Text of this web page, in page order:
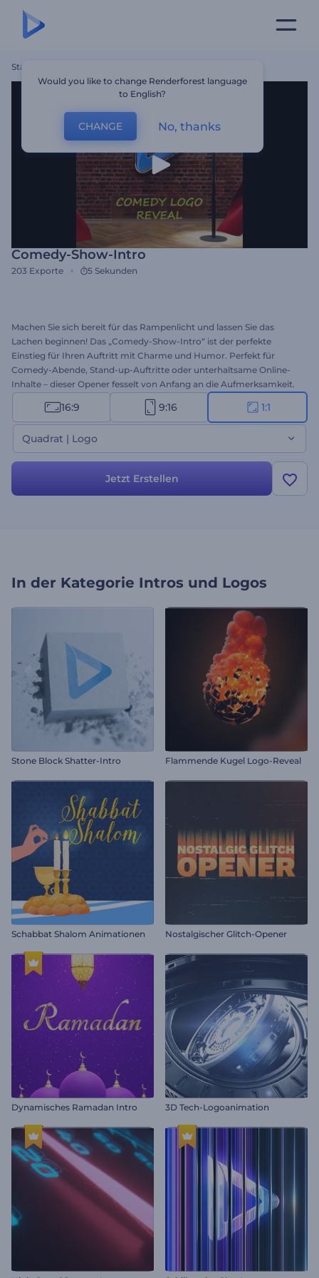
Startseite
Comedy-Show-Intro
203 Exporte 5 Sekunden
Machen Sie sich bereit für das Rampenlicht und lassen Sie das
Lachen beginnen! Das „Comedy-Show-Intro“ ist der perfekte
Einstieg für Ihren Auftritt mit Charme und Humor. Perfekt für
Comedy-Abende, Stand-up-Auftritte oder unterhaltsame Online-
Inhalte – dieser Opener fesselt von Anfang an die Aufmerksamkeit.
Personalisieren Sie ihn mit Namen, Datum, Logo und
Veranstaltungsort Ihrer Show und fügen Sie anschließend
energiegeladene Hintergrundmusik hinzu. Ob Live-Show oder
Online-Clip – dieses Intro bringt Ihre Comedy zum Strahlen. Jetzt
erstellen!
16:9 9:16 1:1
Quadrat | Logo
Jetzt Erstellen
In der Kategorie Intros und Logos
Stone Block Shatter-Intro Flammende Kugel Logo-Reveal
Schabbat Shalom Animationen Nostalgischer Glitch-Opener
Dynamisches Ramadan Intro 3D Tech-Logoanimation
Would you like to change Renderforest language
to English?
CHANGE No, thanks